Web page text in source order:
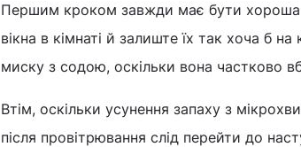
Першим кроком завжди має бути хороша
вікна в кімнаті й залиште їх так хоча б
миску з содою, оскільки вона частково
Втім, оскільки усунення запаху з
після провітрювання слід перейти до